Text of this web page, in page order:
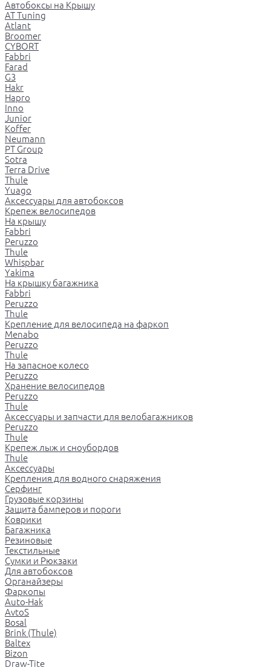
Автобоксы на Крышу
AT Tuning
Atlant
Broomer
CYBORT
Fabbri
Farad
G3
Hakr
Hapro
Inno
Junior
Koffer
Neumann
PT Group
Sotra
Terra Drive
Thule
Yuago
Аксессуары для автобоксов
Крепеж велосипедов
На крышу
Fabbri
Peruzzo
Thule
Whispbar
Yakima
На крышку багажника
Fabbri
Peruzzo
Thule
Крепление для велосипеда на фаркоп
Menabo
Peruzzo
Thule
На запасное колесо
Peruzzo
Хранение велосипедов
Peruzzo
Thule
Аксессуары и запчасти для велобагажников
Peruzzo
Thule
Крепеж лыж и сноубордов
Thule
Аксессуары
Крепления для водного снаряжения
Серфинг
Грузовые корзины
Защита бамперов и пороги
Коврики
Багажника
Резиновые
Текстильные
Сумки и Рюкзаки
Для автобоксов
Органайзеры
Фаркопы
Auto-Hak
AvtoS
Bosal
Brink (Thule)
Baltex
Bizon
Draw-Tite